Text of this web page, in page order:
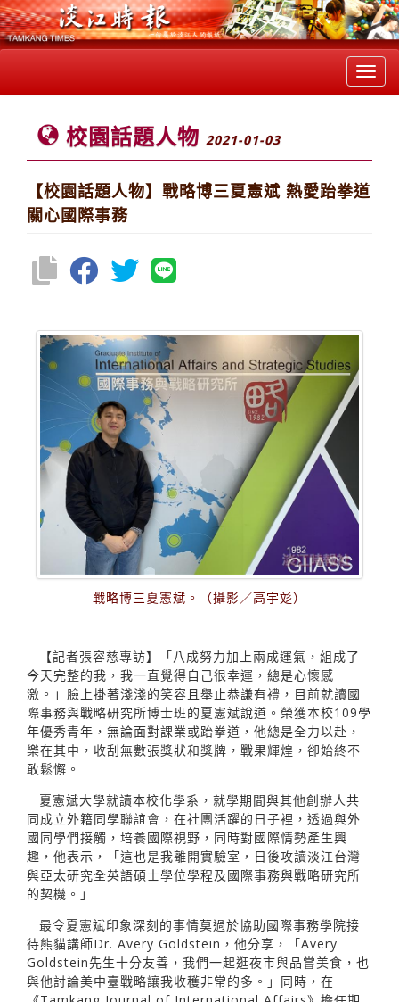
校園話題人物 2021-01-03
【校園話題人物】戰略博三夏憲斌 熱愛跆拳道
關心國際事務
戰略博三夏憲斌。（攝影／高宇彣）
【記者張容慈專訪】「八成努力加上兩成運氣，組成了
今天完整的我，我一直覺得自己很幸運，總是心懷感
激。」臉上掛著淺淺的笑容且舉止恭謙有禮，目前就讀國
際事務與戰略研究所博士班的夏憲斌說道。榮獲本校109學
年優秀青年，無論面對課業或跆拳道，他總是全力以赴，
樂在其中，收刮無數張獎狀和獎牌，戰果輝煌，卻始終不
敢鬆懈。
夏憲斌大學就讀本校化學系，就學期間與其他創辦人共
同成立外籍同學聯誼會，在社團活躍的日子裡，透過與外
國同學們接觸，培養國際視野，同時對國際情勢產生興
趣，他表示，「這也是我離開實驗室，日後攻讀淡江台灣
與亞太研究全英語碩士學位學程及國際事務與戰略研究所
的契機。」
最令夏憲斌印象深刻的事情莫過於協助國際事務學院接
待熊貓講師Dr. Avery Goldstein，他分享，「Avery
Goldstein先生十分友善，我們一起逛夜市與品嘗美食，也
與他討論美中臺戰略讓我收穫非常的多。」同時，在